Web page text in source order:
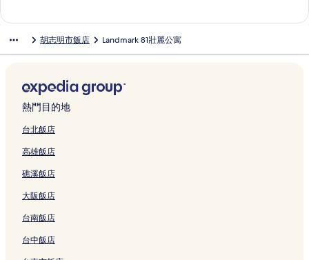
結
t
的
連
結
l
結
p
a
l
i
t
的
結
s
i
g
o
n
連
的
g
結
i
n
的
連
結
e
連
結
s
a
i
g
o
的
結
d
c
e
的
連
t
P
a
l
a
e
o
t
e
l
連
s
l
&
S
p
的
結
u
r
y
H
o
e
的
連
結
e
e
&
H
o
e
的
連
結
n
r
a
n
d
a
G
o
n
C
n
r
c
e
H
o
e
的
連
結
E
T
E
L
M
t
o
B
e
n
h
a
o
n
A
i
p
r
t
的
連
胡志明市飯店 Landmark 81壯麗公寓
熱門目的地
台北飯店
高雄飯店
礁溪飯店
大阪飯店
台南飯店
台中飯店